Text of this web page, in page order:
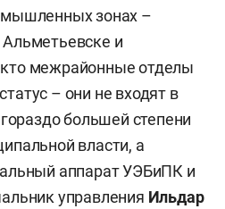
зонах –
и
межрайонные отделы
– они не входят в
большей степени
власти, а
аппарат УЭБиПК и
управления Ильдар